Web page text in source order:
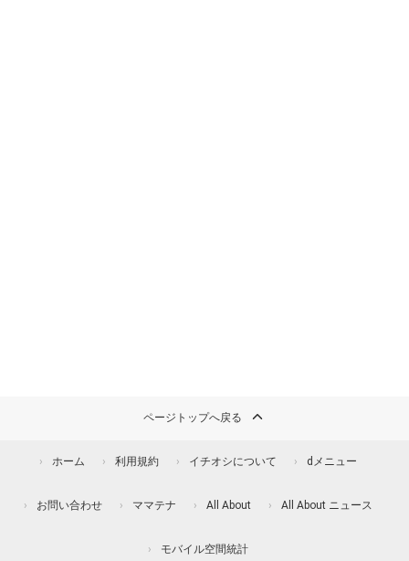
ページトップへ戻る
ホーム 利用規約 イチオシについて dメニュー
お問い合わせ ママテナ All About All About ニュース
モバイル空間統計